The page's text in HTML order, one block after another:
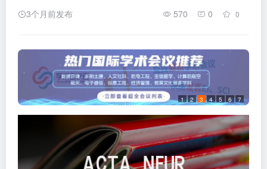
3个月前发布 570 0 0
1 2 3 4 5 6 7